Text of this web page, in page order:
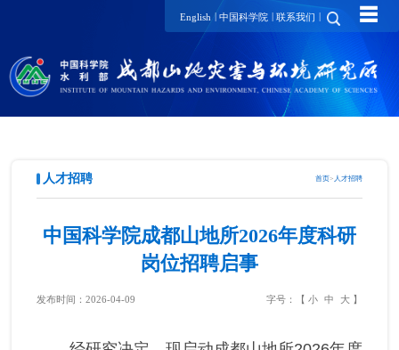
English | 中国科学院 | 联系我们 | ☰
人才招聘 首页> 人才招聘
中国科学院成都山地所2026年度科研
岗位招聘启事
发布时间：2026-04-09 字号：【 小 中 大】